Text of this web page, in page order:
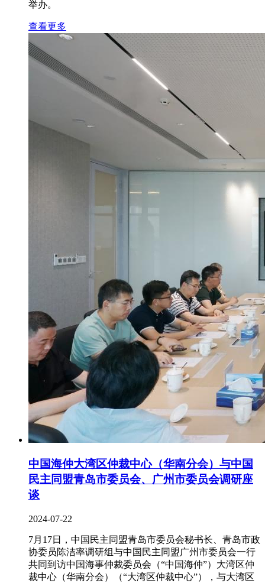
举办。
查看更多
中国海仲大湾区仲裁中心（华南分会）与中国
民主同盟青岛市委员会、广州市委员会调研座
谈
2024-07-22
7月17日，中国民主同盟青岛市委员会秘书长、青岛市政
协委员陈洁率调研组与中国民主同盟广州市委员会一行
共同到访中国海事仲裁委员会（“中国海仲”）大湾区仲
裁中心（华南分会）（“大湾区仲裁中心”），与大湾区